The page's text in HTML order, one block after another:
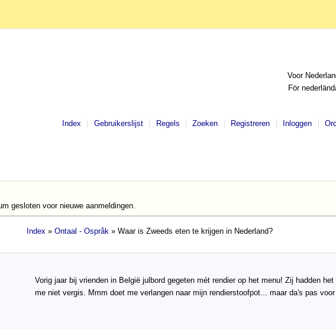
Voor
För
Index Gebruikerslijst Regels Zoeken Registreren Inloggen
gesloten voor nieuwe aanmeldingen.
Index » Ontaal - Ospråk » Waar is Zweeds eten te krijgen in Nederland?
Vorig jaar bij vrienden in België julbord gegeten mét rendier op het menu! Zij hadden
me niet vergis. Mmm doet me verlangen naar mijn rendierstoofpot... maar da's pas